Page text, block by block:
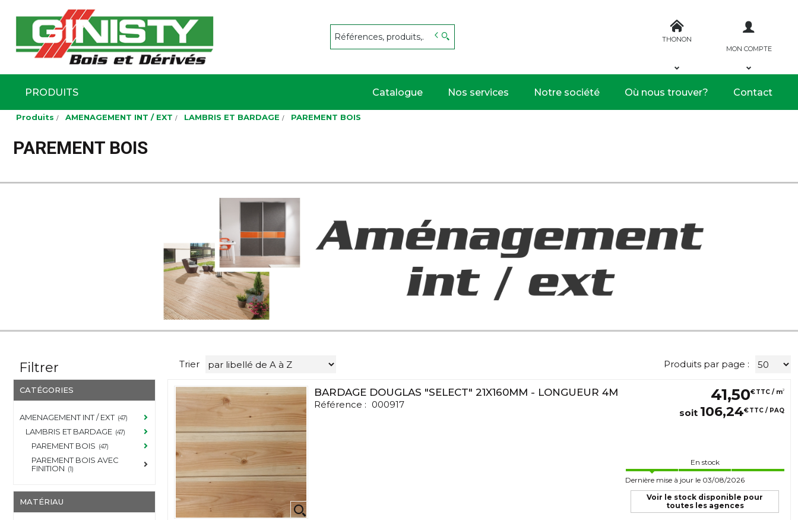
Aller
principal
THONON
MON COMPTE
PRODUITS Catalogue Nos services Notre société Où nous trouver? Contact
Produits AMENAGEMENT INT / EXT LAMBRIS ET BARDAGE PAREMENT BOIS
PAREMENT BOIS
Filtrer
CATÉGORIES
AMENAGEMENT INT / EXT (47)
LAMBRIS ET BARDAGE (47)
PAREMENT BOIS (47)
PAREMENT BOIS AVEC
FINITION (1)
MATÉRIAU
Trier Produits par page :
BARDAGE DOUGLAS "SELECT" 21X160MM - LONGUEUR 4M
Référence : 000917
41,50€TTC / m2
soit 106,24€TTC / PAQ
En stock
Dernière mise à jour le 03/08/2026
Voir le stock disponible pour
toutes les agences